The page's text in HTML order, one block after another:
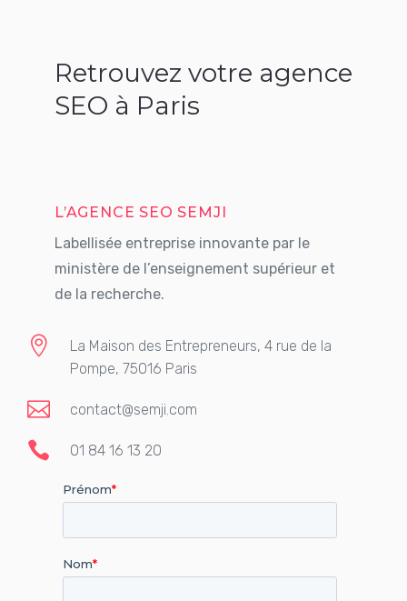
Retrouvez votre agence
SEO à Paris
L’AGENCE SEO SEMJI
Labellisée entreprise innovante par le
ministère de l’enseignement supérieur et
de la recherche.

La Maison des Entrepreneurs, 4 rue de la
Pompe, 75016 Paris
 contact@semji.com
 01 84 16 13 20